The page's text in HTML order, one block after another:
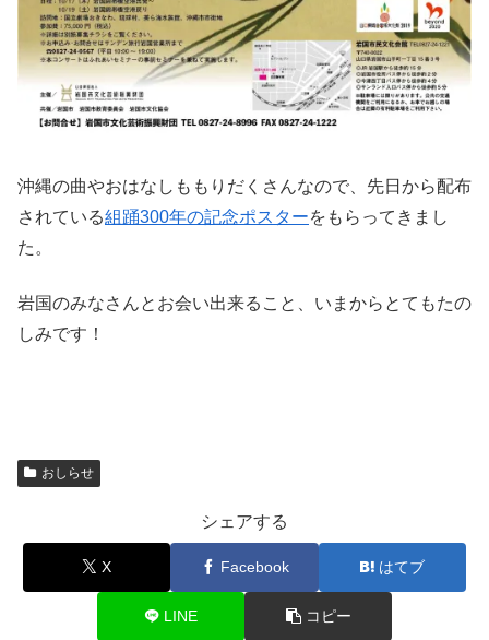
沖縄の曲やおはなしももりだくさんなので、先日から配布
されている組踊300年の記念ポスターをもらってきまし
た。
岩国のみなさんとお会い出来ること、いまからとてもたの
しみです！
おしらせ
シェアする
X Facebook はてブ
LINE コピー